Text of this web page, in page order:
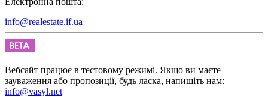
info@realestate.if.ua
Вебсайт працює в тестовому режимі. Якщо ви маєте
зауваження або пропозиції, будь ласка, напишіть нам:
info@vasyl.net